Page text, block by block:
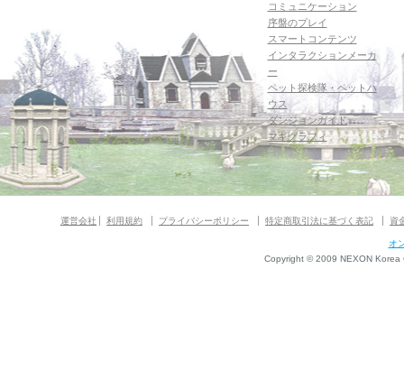
コミュニケーション
序盤のプレイ
スマートコンテンツ
インタラクションメーカ
ー
ペット探検隊・ペットハ
ウス
ダンジョンガイド
マギグラフィ
運営会社 利用規約 プライバシーポリシー 特定商取引法に基づく表記 資
オ
Copyright © 2009 NEXON Korea